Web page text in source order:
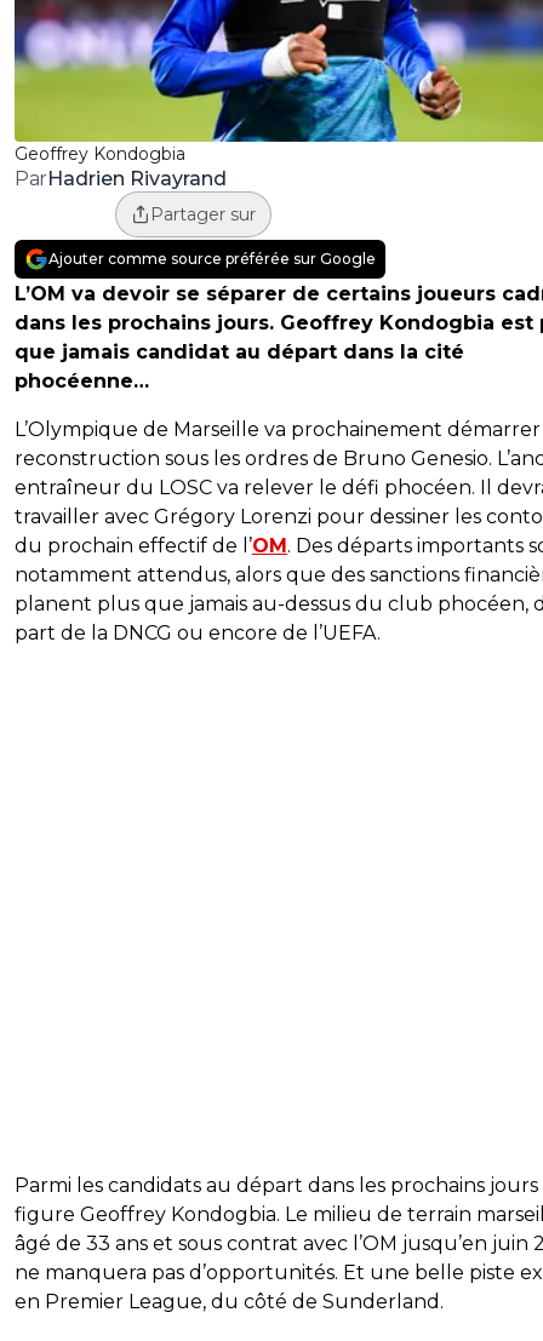
Geoffrey Kondogbia
ParHadrien Rivayrand
Partager sur
Ajouter comme source préférée sur Google
L’OM va devoir se séparer de certains joueurs
dans les prochains jours. Geoffrey Kondogbia est
que jamais candidat au départ dans la cité
phocéenne…
L’Olympique de Marseille va prochainement démarrer
reconstruction sous les ordres de Bruno Genesio.
entraîneur du LOSC va relever le défi phocéen. Il
travailler avec Grégory Lorenzi pour dessiner les
du prochain effectif de l’OM . Des départs importants
notamment attendus, alors que des sanctions
planent plus que jamais au-dessus du club phocéen,
part de la DNCG ou encore de l’UEFA.
Parmi les candidats au départ dans les prochains jours
figure Geoffrey Kondogbia. Le milieu de terrain
âgé de 33 ans et sous contrat avec l’OM jusqu’en juin
ne manquera pas d’opportunités. Et une belle piste
en Premier League, du côté de Sunderland.